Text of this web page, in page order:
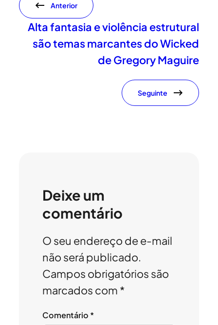
Anterior
Alta fantasia e violência estrutural
são temas marcantes do Wicked
de Gregory Maguire
Seguinte
Deixe um
comentário
O seu endereço de e-mail
não será publicado.
Campos obrigatórios são
marcados com *
Comentário *